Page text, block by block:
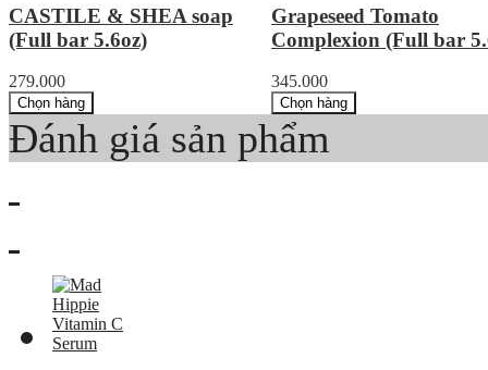
CASTILE & SHEA soap
(Full bar 5.6oz)
279.000
Chọn hàng
Grapeseed Tomato
Complexion (Full bar
345.000
Chọn hàng
Đánh giá sản phẩm